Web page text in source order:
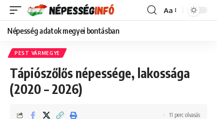
Font
Aa
Népesség adatok megyei bontásban
PEST VÁRMEGYE
Tápiószőlős népessége, lakossága
(2020 – 2026)
11 perc olvasás